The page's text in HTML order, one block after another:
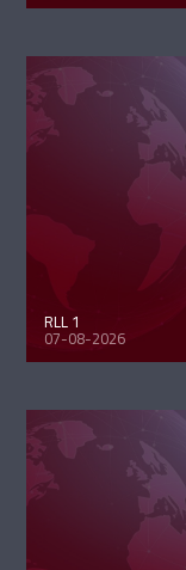
RLL 1
07-08-2026